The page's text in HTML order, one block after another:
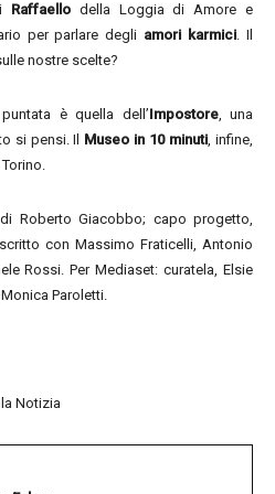
Raffaello della Loggia di Amore e
per parlare degli amori karmici. Il
nostre scelte?
è quella dell’Impostore, una
si pensi. Il Museo in 10 minuti, infine,
Roberto Giacobbo; capo progetto,
con Massimo Fraticelli, Antonio
Rossi. Per Mediaset: curatela, Elsie
Paroletti.
Notizia